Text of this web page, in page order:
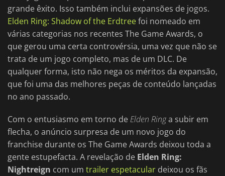
grande êxito. Isso também inclui expansões de jogos.
Elden Ring: Shadow of the Erdtreefoi nomeado em
várias categorias nos recentes The Game Awards, o
que gerou uma certa controvérsia, uma vez que não se
trata de um jogo completo, mas de um DLC. De
qualquer forma, isto não nega os méritos da expansão,
que foi uma das melhores peças de conteúdo lançadas
no ano passado.
Com o entusiasmo em torno deElden Ringa subir em
flecha, o anúncio surpresa de um novo jogo do
franchise durante os The Game Awards deixou toda a
gente estupefacta. A revelação de Elden Ring:
Nightreign com um trailer espetacular deixou os fãs